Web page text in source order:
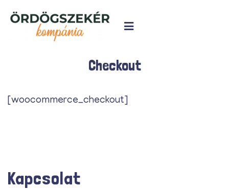
Checkout
[woocommerce_checkout]
Kapcsolat